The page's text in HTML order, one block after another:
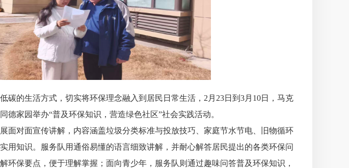
碳的生活方式，切实将环保理念融入到居民日常生活，2月23日到3月10日，马克
德家园举办“普及环保知识，营造绿色社区”社会实践活动。
面对面宣传讲解，内容涵盖垃圾分类标准与投放技巧、家庭节水节电、旧物循环
用知识。服务队用通俗易懂的语言细致讲解，并耐心解答居民提出的各类环保问
环保要点，便于理解掌握；面向青少年，服务队则通过趣味问答普及环保知识，